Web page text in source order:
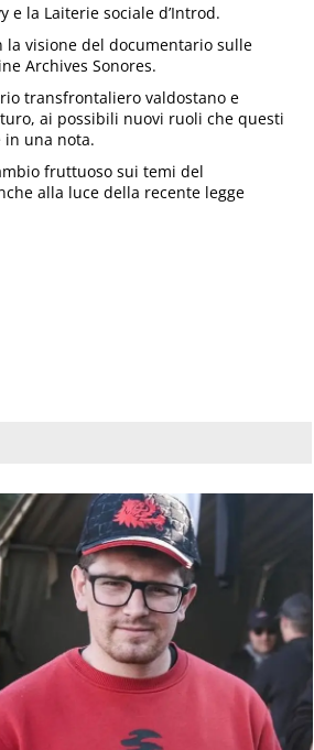
e la Laiterie sociale d’Introd.
la visione del documentario sulle
Archives Sonores.
transfrontaliero valdostano e
ai possibili nuovi ruoli che questi
in una nota.
fruttuoso sui temi del
alla luce della recente legge